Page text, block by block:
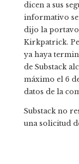
dicen a sus
informativo
dijo la
Kirkpatrick.
ya haya
de Substack
máximo el 6
datos de la
Substack no
una solicitud